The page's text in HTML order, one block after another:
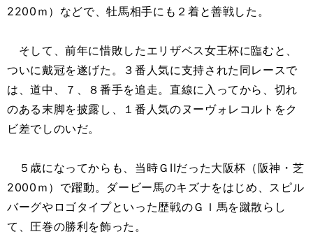
2200ｍ）などで、牡馬相手にも２着と善戦した。
そして、前年に惜敗したエリザベス女王杯に臨むと、
ついに戴冠を遂げた。３番人気に支持された同レースで
は、道中、７、８番手を追走。直線に入ってから、切れ
のある末脚を披露し、１番人気のヌーヴォレコルトをク
ビ差でしのいだ。
５歳になってからも、当時ＧIIだった大阪杯（阪神・芝
2000ｍ）で躍動。ダービー馬のキズナをはじめ、スピル
バーグやロゴタイプといった歴戦のＧＩ馬を蹴散らし
て、圧巻の勝利を飾った。